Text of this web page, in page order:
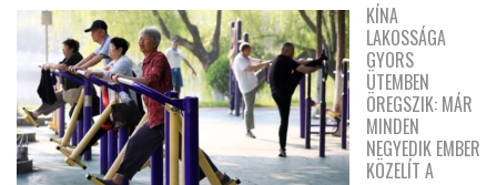
KÍNA
LAKOSSÁGA
GYORS
ÜTEMBEN
ÖREGSZIK: MÁR
MINDEN
NEGYEDIK EMBER
KÖZELÍT A